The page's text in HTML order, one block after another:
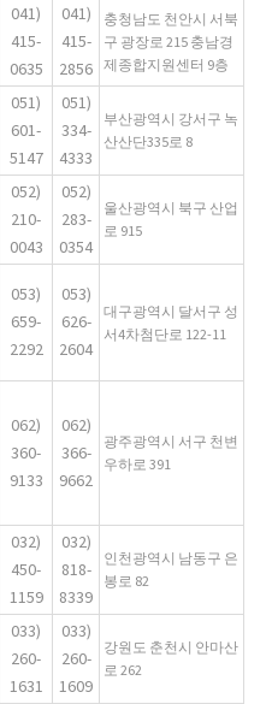
041)
415-
0635
041)
415-
2856
충청남도 천안시 서북
구 광장로 215 충남경
제종합지원센터 9층
051)
601-
5147
051)
334-
4333
부산광역시 강서구 녹
산산단335로 8
052)
210-
0043
052)
283-
0354
울산광역시 북구 산업
로 915
053)
659-
2292
053)
626-
2604
대구광역시 달서구 성
서4차첨단로 122-11
062)
360-
9133
062)
366-
9662
광주광역시 서구 천변
우하로 391
032)
450-
1159
032)
818-
8339
인천광역시 남동구 은
봉로 82
033)
260-
1631
033)
260-
1609
강원도 춘천시 안마산
로 262